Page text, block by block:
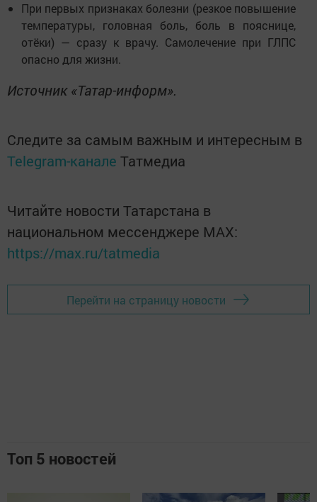
При первых признаках болезни (резкое повышение
температуры, головная боль, боль в пояснице,
отёки) — сразу к врачу. Самолечение при ГЛПС
опасно для жизни.
Источник «Татар-информ».
Следите за самым важным и интересным в
Telegram-канале Татмедиа
Читайте новости Татарстана в
национальном мессенджере MАХ:
https://max.ru/tatmedia
Перейти на страницу новости
Топ 5 новостей